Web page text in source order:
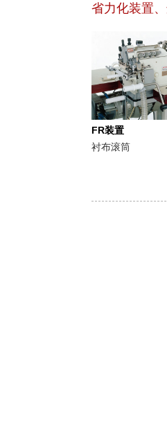
省力化装置
FR装置
衬布滚筒